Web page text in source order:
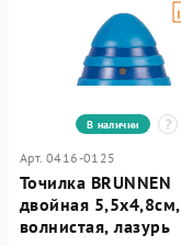
В наличии
Арт. 0416-0125
Точилка BRUNNEN
двойная 5,5х4,8см,
волнистая, лазурь